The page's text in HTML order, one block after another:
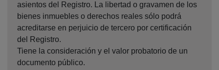
asientos del Registro. La libertad o gravamen de los
bienes inmuebles o derechos reales sólo podrá
acreditarse en perjuicio de tercero por certificación
del Registro.
Tiene la consideración y el valor probatorio de un
documento público.